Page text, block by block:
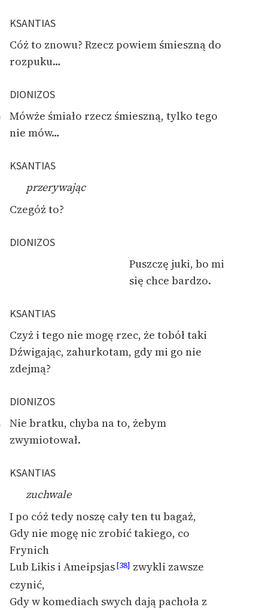
KSANTIAS
Cóż to znowu? Rzecz powiem śmieszną do
rozpuku…
DIONIZOS
Mówże śmiało rzecz śmieszną, tylko tego
nie mów…
KSANTIAS
przerywając
Czegóż to?
DIONIZOS
Puszczę juki, bo mi
się chce bardzo.
KSANTIAS
Czyż i tego nie mogę rzec, że tobół taki
Dźwigając, zahurkotam, gdy mi go nie
zdejmą?
DIONIZOS
Nie bratku, chyba na to, żebym
zwymiotował.
KSANTIAS
zuchwale
I po cóż tedy noszę cały ten tu bagaż,
Gdy nie mogę nic zrobić takiego, co
Frynich
Lub Likis i Ameipsjas[38] zwykli zawsze
czynić,
Gdy w komediach swych dają pachoła z